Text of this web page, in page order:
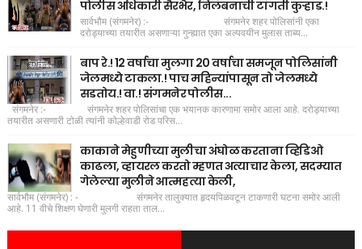
पोलीस अधिकारी सैरभैर, निलंबनाची टांगती कुऱ्हाड.!
सार्वभौम (संगमनेर) :- संगमनेर शहर पोलिसांनी एका
दरोड्याच्या तयारीत असणाऱ्या गुन्ह्यात एका अल्पवयीन मुलास ताब्य...
बाप रे.! 12 वर्षाचा मुलगा 20 वर्षाचा समजून पोलिसांनी
जेलमध्ये टाकला.! पाच महिन्यांपासून तो जेलमध्ये
सडतोय.! वा.! संगमनेर पोलीस...
संगमनेर :- संगमनेर शहर पोलिसांचा एक भयानक कारणामा समोर आला आहे. दरोड्याच्या
तयारीत असणारी टोळी त्यांनी कोल्हेवाडी रोड परिस...
काकाने मेहुणीच्या मुलीचा अंघोळ करताना व्हिडिओ
काढला, व्हायरल करतो म्हणत अत्याचार केला, सदम्यात
गेलेल्या मुलीने आत्महत्या केली,
सार्वभौम (संगमनेर) : - संगमनेर तालुक्यात हृदयपिळवटून टाकणारी घटना समोर आली
आहे. 11 वीचे शिक्षण घेणारी मुलगी राहता ताल...